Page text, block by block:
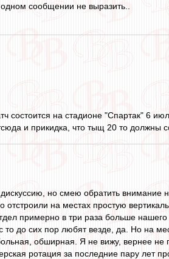
сообщении не выразить..
состоится на стадионе "Спартак" 6
и прикидка, что тыщ 20 то должны
но смею обратить внимание
на местах простую
примерно в три раза больше
то до сих пор любят везде, да. Но на
обширная. Я не вижу, вернее
ротация за последние пару лет